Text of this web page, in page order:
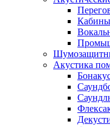
Кабины
Акустика